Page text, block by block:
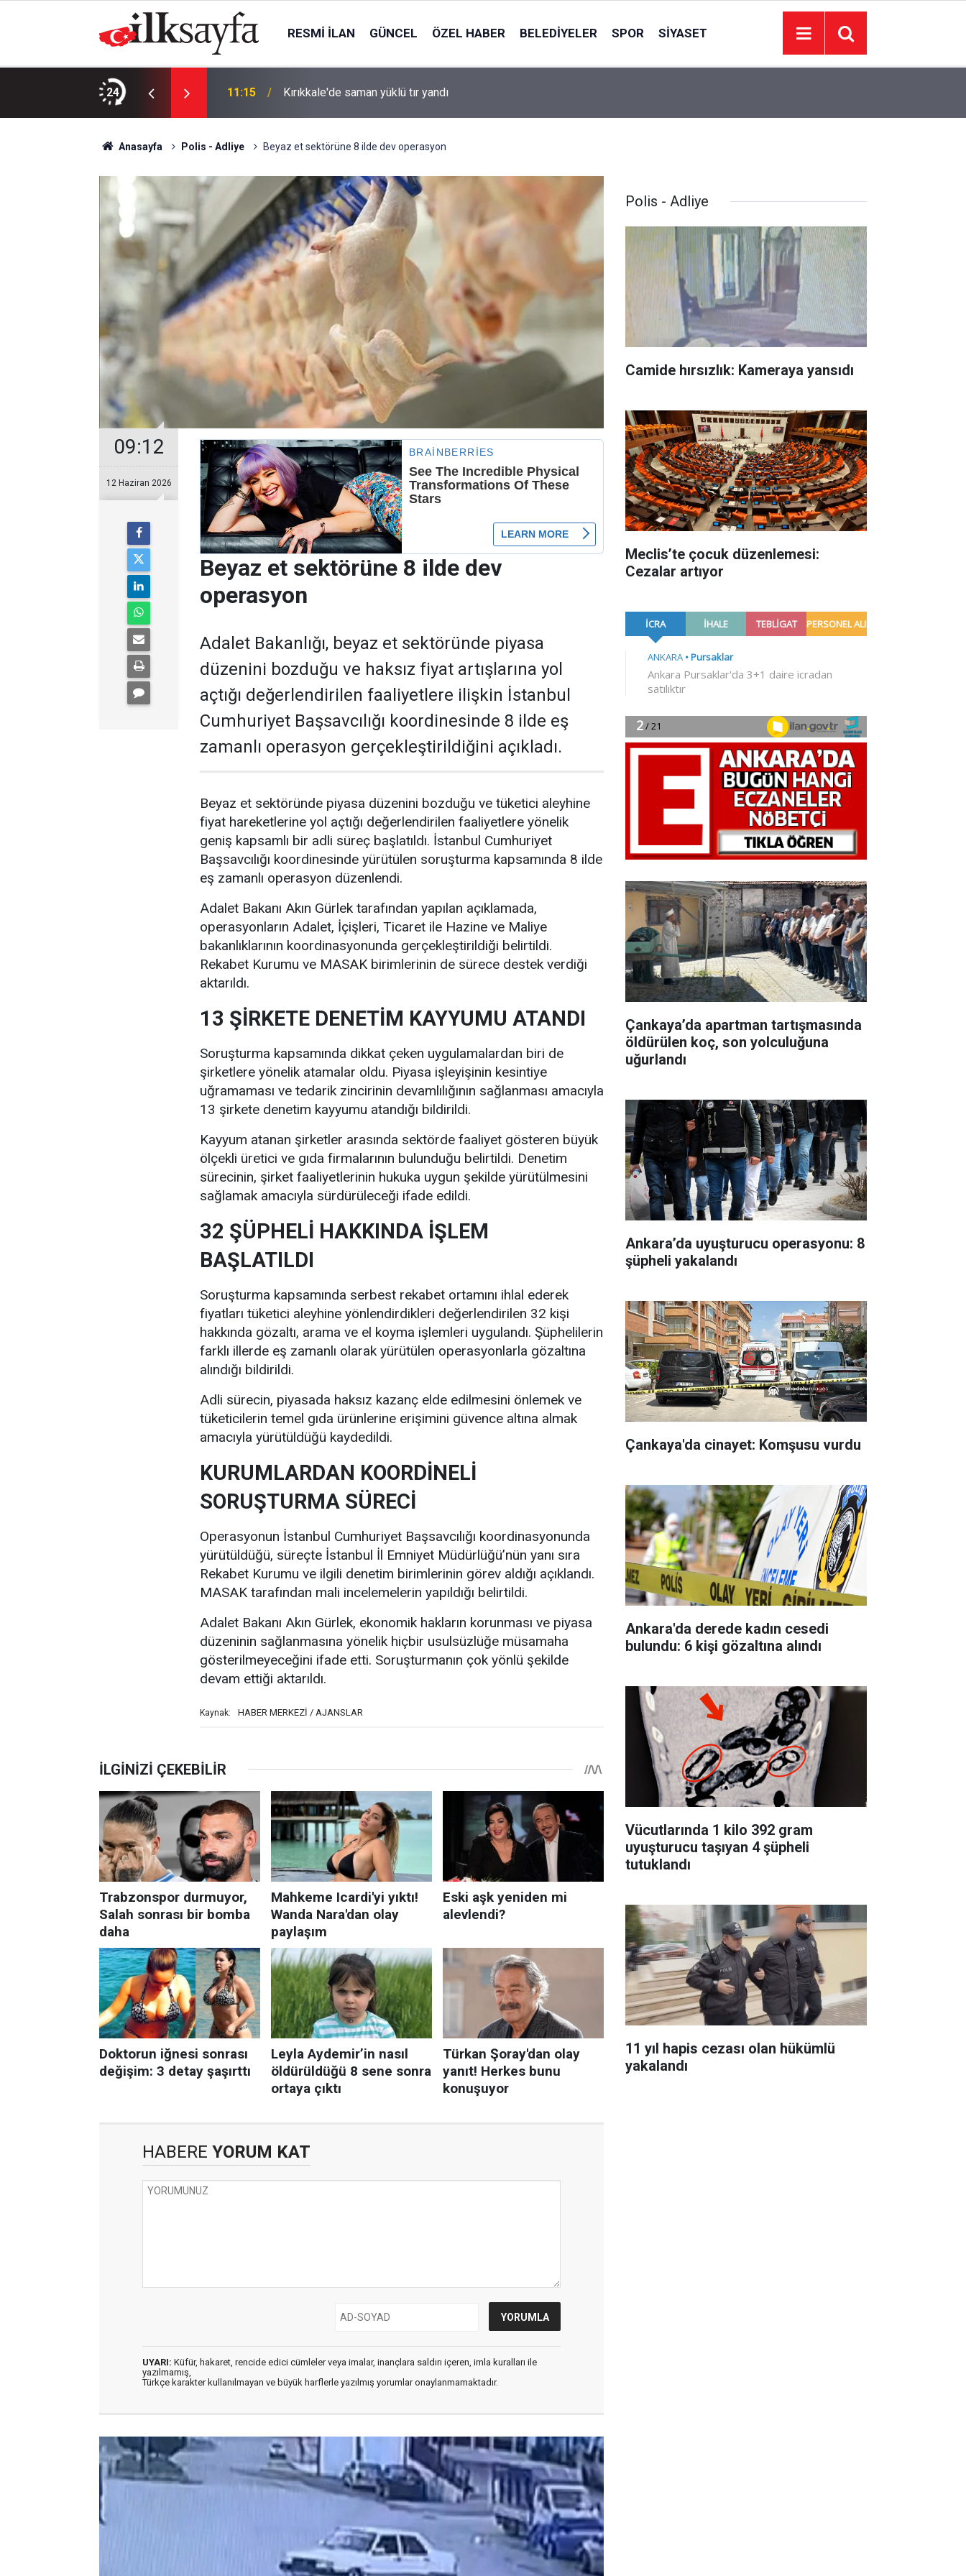
RESMI İLAN GÜNCEL ÖZEL HABER BELEDIYELER SPOR SIYASET
24 11:15 Kırıkkale'de saman yüklü tır yandı
Anasayfa Polis - Adliye Beyaz et sektörüne 8 ilde dev operasyon
09:12
12 Haziran 2026
Beyaz et sektörüne 8 ilde dev
operasyon
Adalet Bakanlığı, beyaz et sektöründe piyasa
düzenini bozduğu ve haksız fiyat artışlarına yol
açtığı değerlendirilen faaliyetlere ilişkin İstanbul
Cumhuriyet Başsavcılığı koordinesinde 8 ilde eş
zamanlı operasyon gerçekleştirildiğini açıkladı.
Beyaz et sektöründe piyasa düzenini bozduğu ve tüketici aleyhine
fiyat hareketlerine yol açtığı değerlendirilen faaliyetlere yönelik
geniş kapsamlı bir adli süreç başlatıldı. İstanbul Cumhuriyet
Başsavcılığı koordinesinde yürütülen soruşturma kapsamında 8 ilde
eş zamanlı operasyon düzenlendi.
Adalet Bakanı Akın Gürlek tarafından yapılan açıklamada,
operasyonların Adalet, İçişleri, Ticaret ile Hazine ve Maliye
bakanlıklarının koordinasyonunda gerçekleştirildiği belirtildi.
Rekabet Kurumu ve MASAK birimlerinin de sürece destek verdiği
aktarıldı.
13 ŞİRKETE DENETİM KAYYUMU ATANDI
Soruşturma kapsamında dikkat çeken uygulamalardan biri de
şirketlere yönelik atamalar oldu. Piyasa işleyişinin kesintiye
uğramaması ve tedarik zincirinin devamlılığının sağlanması amacıyla
13 şirkete denetim kayyumu atandığı bildirildi.
Kayyum atanan şirketler arasında sektörde faaliyet gösteren büyük
ölçekli üretici ve gıda firmalarının bulunduğu belirtildi. Denetim
sürecinin, şirket faaliyetlerinin hukuka uygun şekilde yürütülmesini
sağlamak amacıyla sürdürüleceği ifade edildi.
32 ŞÜPHELİ HAKKINDA İŞLEM
BAŞLATILDI
Soruşturma kapsamında serbest rekabet ortamını ihlal ederek
fiyatları tüketici aleyhine yönlendirdikleri değerlendirilen 32 kişi
hakkında gözaltı, arama ve el koyma işlemleri uygulandı. Şüphelilerin
farklı illerde eş zamanlı olarak yürütülen operasyonlarla gözaltına
alındığı bildirildi.
Adli sürecin, piyasada haksız kazanç elde edilmesini önlemek ve
tüketicilerin temel gıda ürünlerine erişimini güvence altına almak
amacıyla yürütüldüğü kaydedildi.
KURUMLARDAN KOORDİNELİ
SORUŞTURMA SÜRECİ
Operasyonun İstanbul Cumhuriyet Başsavcılığı koordinasyonunda
yürütüldüğü, süreçte İstanbul İl Emniyet Müdürlüğü’nün yanı sıra
Rekabet Kurumu ve ilgili denetim birimlerinin görev aldığı açıklandı.
MASAK tarafından mali incelemelerin yapıldığı belirtildi.
Adalet Bakanı Akın Gürlek, ekonomik hakların korunması ve piyasa
düzeninin sağlanmasına yönelik hiçbir usulsüzlüğe müsamaha
gösterilmeyeceğini ifade etti. Soruşturmanın çok yönlü şekilde
devam ettiği aktarıldı.
Kaynak: HABER MERKEZİ / AJANSLAR
HABERE YORUM KAT
UYARI: Küfür, hakaret, rencide edici cümleler veya imalar, inançlara saldırı içeren, imla kuralları ile
yazılmamış,
Türkçe karakter kullanılmayan ve büyük harflerle yazılmış yorumlar onaylanmamaktadır.
Polis - Adliye
Camide hırsızlık: Kameraya yansıdı
Meclis’te çocuk düzenlemesi:
Cezalar artıyor
Çankaya’da apartman tartışmasında
öldürülen koç, son yolculuğuna
uğurlandı
Ankara’da uyuşturucu operasyonu: 8
şüpheli yakalandı
Çankaya'da cinayet: Komşusu vurdu
Ankara'da derede kadın cesedi
bulundu: 6 kişi gözaltına alındı
Vücutlarında 1 kilo 392 gram
uyuşturucu taşıyan 4 şüpheli
tutuklandı
11 yıl hapis cezası olan hükümlü
yakalandı